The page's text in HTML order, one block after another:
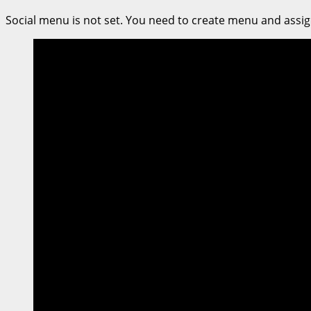
ประกาศ
กิจกรรม
Social menu is not set. You need to create menu and